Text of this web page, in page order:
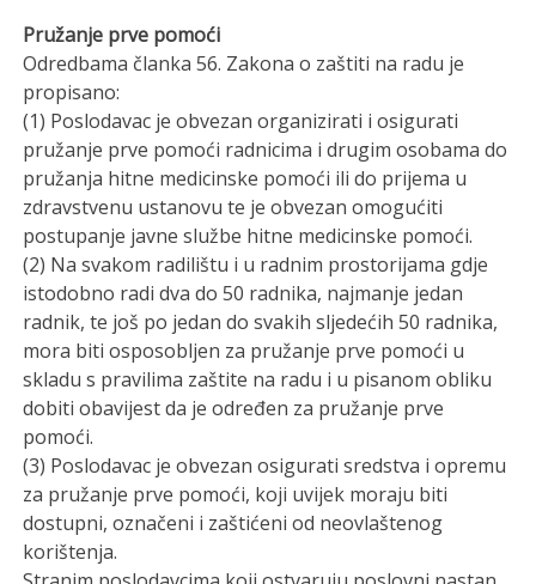
Pružanje prve pomoći
Odredbama članka 56. Zakona o zaštiti na radu je
propisano:
(1) Poslodavac je obvezan organizirati i osigurati
pružanje prve pomoći radnicima i drugim osobama do
pružanja hitne medicinske pomoći ili do prijema u
zdravstvenu ustanovu te je obvezan omogućiti
postupanje javne službe hitne medicinske pomoći.
(2) Na svakom radilištu i u radnim prostorijama gdje
istodobno radi dva do 50 radnika, najmanje jedan
radnik, te još po jedan do svakih sljedećih 50 radnika,
mora biti osposobljen za pružanje prve pomoći u
skladu s pravilima zaštite na radu i u pisanom obliku
dobiti obavijest da je određen za pružanje prve
pomoći.
(3) Poslodavac je obvezan osigurati sredstva i opremu
za pružanje prve pomoći, koji uvijek moraju biti
dostupni, označeni i zaštićeni od neovlaštenog
korištenja.